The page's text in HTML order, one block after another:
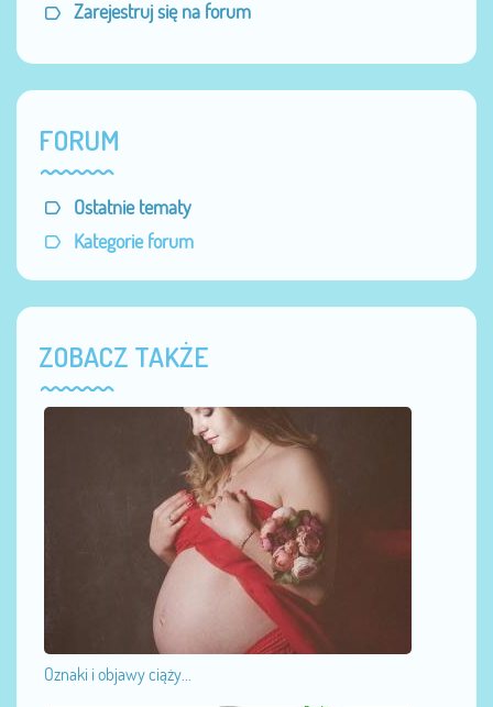
Zarejestruj się na forum
FORUM
Ostatnie tematy
Kategorie forum
ZOBACZ TAKŻE
Oznaki i objawy ciąży...